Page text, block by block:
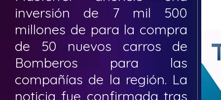
inversión de 7 mil 500
millones de para la compra
de 50 nuevos carros de
Bomberos para las
compañías de la región. La
noticia fue confirmada tras